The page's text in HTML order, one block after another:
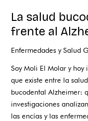
La salud
frente al
Enfermedades y Salud
Soy Moli El Molar y
que existe entre la
bucodental Alzheimer:
investigaciones
las encías y las